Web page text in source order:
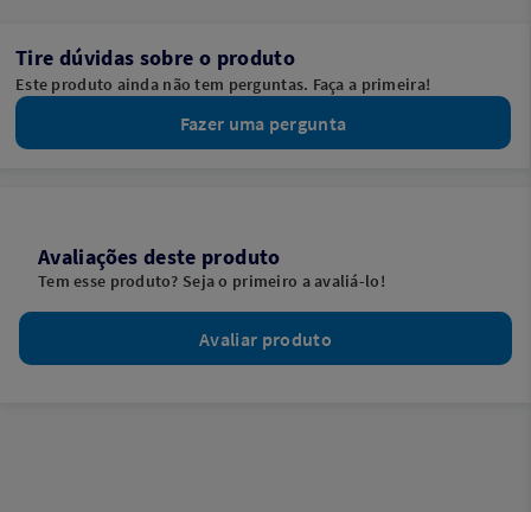
Tire dúvidas sobre o produto
Este produto ainda não tem perguntas. Faça a primeira!
Fazer uma pergunta
Avaliações deste produto
Tem esse produto? Seja o primeiro a avaliá-lo!
Avaliar produto